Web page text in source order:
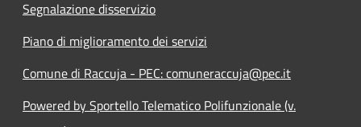
Segnalazione disservizio
Piano di miglioramento dei servizi
Comune di Raccuja - PEC: comuneraccuja@pec.it
Powered by Sportello Telematico Polifunzionale (v.